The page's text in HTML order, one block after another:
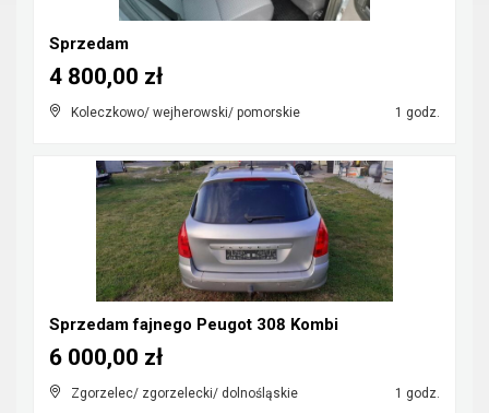
Sprzedam
Koleczkowo/ wejherowski/ pomorskie 1 godz.
4 800,00 zł
Sprzedam fajnego Peugot 308 Kombi
Zgorzelec/ zgorzelecki/ dolnośląskie 1 godz.
6 000,00 zł